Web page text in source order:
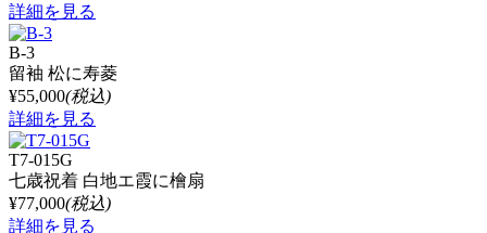
詳細を見る
B-3
留袖 松に寿菱
¥55,000(税込)
詳細を見る
T7-015G
七歳祝着 白地エ霞に檜扇
¥77,000(税込)
詳細を見る